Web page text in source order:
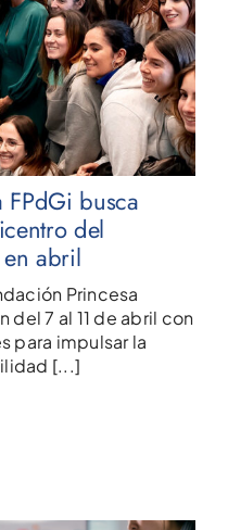
FPdGi busca
del
abril
Princesa
del 7 al 11 de abril con
para impulsar la
[...]